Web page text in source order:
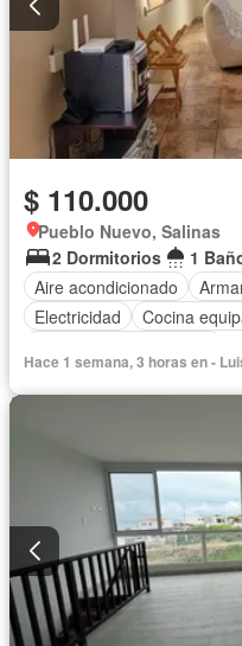
$ 110.000
Pueblo Nuevo, Salinas
2 Dormitorios
1
Aire acondicionado
Electricidad
Cocina
Hace 1 semana, 3 horas en -